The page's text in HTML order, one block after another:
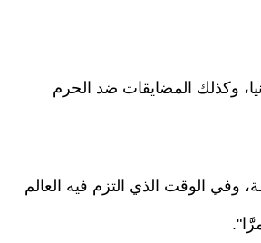
وكذلك المضايقات ضد الحرم
وفي الوقت الذي التزم فيه العالم